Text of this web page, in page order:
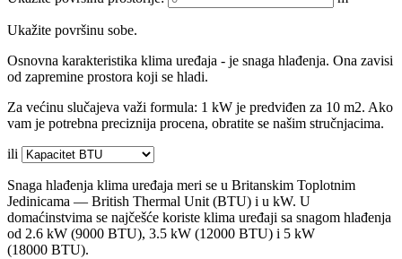
Ukažite površinu sobe.
Osnovna karakteristika klima uređaja - je snaga hlađenja. Ona zavisi
od zapremine prostora koji se hladi.
Za većinu slučajeva važi formula: 1 kW je predviđen za 10 m2. Ako
vam je potrebna preciznija procena, obratite se našim stručnjacima.
ili
Snaga hlađenja klima uređaja meri se u Britanskim Toplotnim
Jedinicama — British Thermal Unit (BTU) i u kW. U
domaćinstvima se najčešće koriste klima uređaji sa snagom hlađenja
od 2.6 kW (9000 BTU), 3.5 kW (12000 BTU) i 5 kW
(18000 BTU).